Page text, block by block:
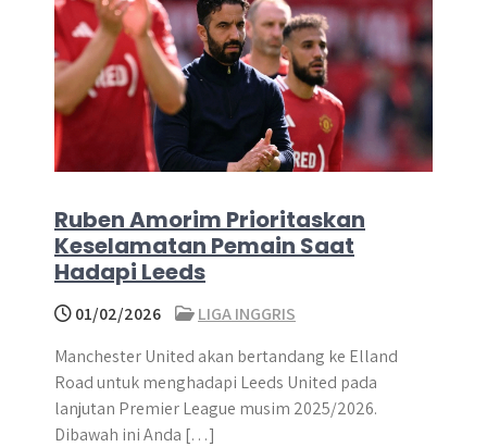
Ruben Amorim Prioritaskan
Keselamatan Pemain Saat
Hadapi Leeds
01/02/2026
LIGA INGGRIS
Manchester United akan bertandang ke Elland
Road untuk menghadapi Leeds United pada
lanjutan Premier League musim 2025/2026.
Dibawah ini Anda […]